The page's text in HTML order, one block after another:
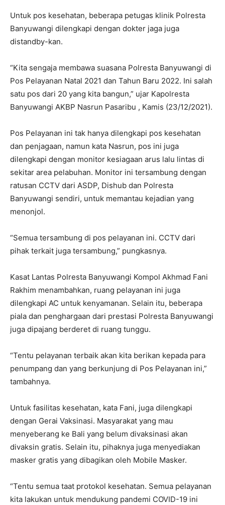
Untuk pos kesehatan, beberapa petugas klinik Polresta
Banyuwangi dilengkapi dengan dokter jaga juga
distandby-kan.
“Kita sengaja membawa suasana Polresta Banyuwangi di
Pos Pelayanan Natal 2021 dan Tahun Baru 2022. Ini salah
satu pos dari 20 yang kita bangun,” ujar Kapolresta
Banyuwangi AKBP Nasrun Pasaribu , Kamis (23/12/2021).
Pos Pelayanan ini tak hanya dilengkapi pos kesehatan
dan penjagaan, namun kata Nasrun, pos ini juga
dilengkapi dengan monitor kesiagaan arus lalu lintas di
sekitar area pelabuhan. Monitor ini tersambung dengan
ratusan CCTV dari ASDP, Dishub dan Polresta
Banyuwangi sendiri, untuk memantau kejadian yang
menonjol.
“Semua tersambung di pos pelayanan ini. CCTV dari
pihak terkait juga tersambung,” pungkasnya.
Kasat Lantas Polresta Banyuwangi Kompol Akhmad Fani
Rakhim menambahkan, ruang pelayanan ini juga
dilengkapi AC untuk kenyamanan. Selain itu, beberapa
piala dan penghargaan dari prestasi Polresta Banyuwangi
juga dipajang berderet di ruang tunggu.
“Tentu pelayanan terbaik akan kita berikan kepada para
penumpang dan yang berkunjung di Pos Pelayanan ini,”
tambahnya.
Untuk fasilitas kesehatan, kata Fani, juga dilengkapi
dengan Gerai Vaksinasi. Masyarakat yang mau
menyeberang ke Bali yang belum divaksinasi akan
divaksin gratis. Selain itu, pihaknya juga menyediakan
masker gratis yang dibagikan oleh Mobile Masker.
“Tentu semua taat protokol kesehatan. Semua pelayanan
kita lakukan untuk mendukung pandemi COVID-19 ini